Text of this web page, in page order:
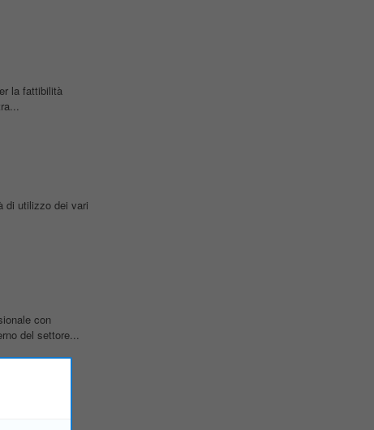
la fattibilità
di utilizzo dei vari
con
del settore...